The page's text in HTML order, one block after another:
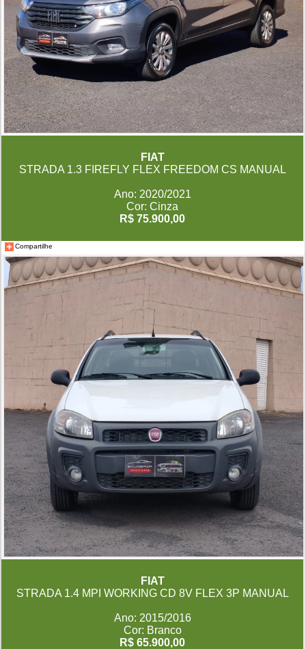
FIAT
STRADA 1.3 FIREFLY FLEX FREEDOM CS MANUAL
Ano: 2020/2021
Cor: Cinza
R$ 75.900,00
Compartilhe
FIAT
STRADA 1.4 MPI WORKING CD 8V FLEX 3P MANUAL
Ano: 2015/2016
Cor: Branco
R$ 65.900,00